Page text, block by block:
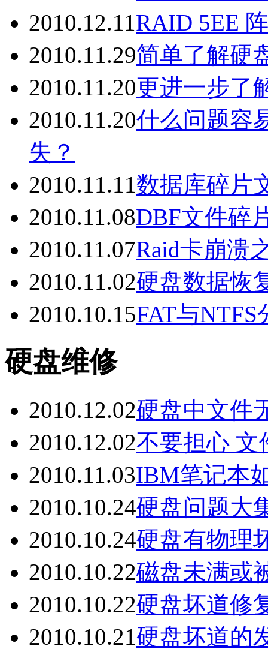
2010.12.11RAID 5EE
2010.11.29简单了解硬
2010.11.20更进一步了
2010.11.20什么问题容
失？
2010.11.11数据库碎片
2010.11.08DBF文件碎
2010.11.07Raid卡崩溃
2010.11.02硬盘数据恢
2010.10.15FAT与
硬盘维修
2010.12.02硬盘中文件
2010.12.02不要担心 文
2010.11.03IBM笔记本
2010.10.24硬盘问题大
2010.10.24硬盘有物理
2010.10.22磁盘未满或
2010.10.22硬盘坏道修
2010.10.21硬盘坏道的